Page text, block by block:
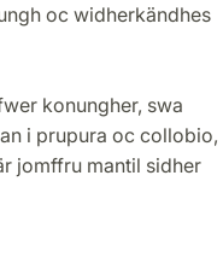
oc widherkändhes
konungher, swa
i prupura oc collobio,
jomffru mantil sidher